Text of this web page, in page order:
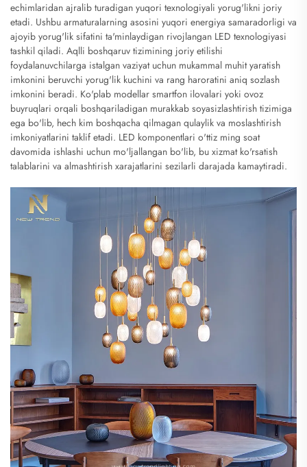
echimlaridan ajralib turadigan yuqori texnologiyali yorug'likni joriy
etadi. Ushbu armaturalarning asosini yuqori energiya samaradorligi va
ajoyib yorug'lik sifatini ta'minlaydigan rivojlangan LED texnologiyasi
tashkil qiladi. Aqlli boshqaruv tizimining joriy etilishi
foydalanuvchilarga istalgan vaziyat uchun mukammal muhit yaratish
imkonini beruvchi yorug'lik kuchini va rang haroratini aniq sozlash
imkonini beradi. Ko'plab modellar smartfon ilovalari yoki ovoz
buyruqlari orqali boshqariladigan murakkab soyasizlashtirish tizimiga
ega bo'lib, hech kim boshqacha qilmagan qulaylik va moslashtirish
imkoniyatlarini taklif etadi. LED komponentlari o'ttiz ming soat
davomida ishlashi uchun mo'ljallangan bo'lib, bu xizmat ko'rsatish
talablarini va almashtirish xarajatlarini sezilarli darajada kamaytiradi.